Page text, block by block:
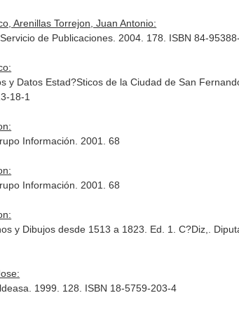
Arenillas Torrejon, Juan Antonio:
de Publicaciones. 2004. 178. ISBN 84-
y Datos Estad?Sticos de la Ciudad de San
18-1
Información. 2001. 68
Información. 2001. 68
y Dibujos desde 1513 a 1823. Ed. 1. C?Diz,.
1999. 128. ISBN 18-5759-203-4